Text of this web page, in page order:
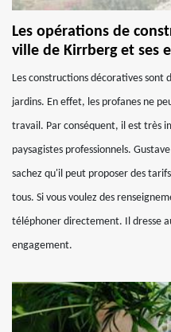
Les opérations de
ville de Kirrberg et ses
Les constructions décoratives sont
jardins. En effet, les profanes ne
travail. Par conséquent, il est très
paysagistes professionnels.
sachez qu'il peut proposer des
tous. Si vous voulez des
téléphoner directement. Il dresse
engagement.